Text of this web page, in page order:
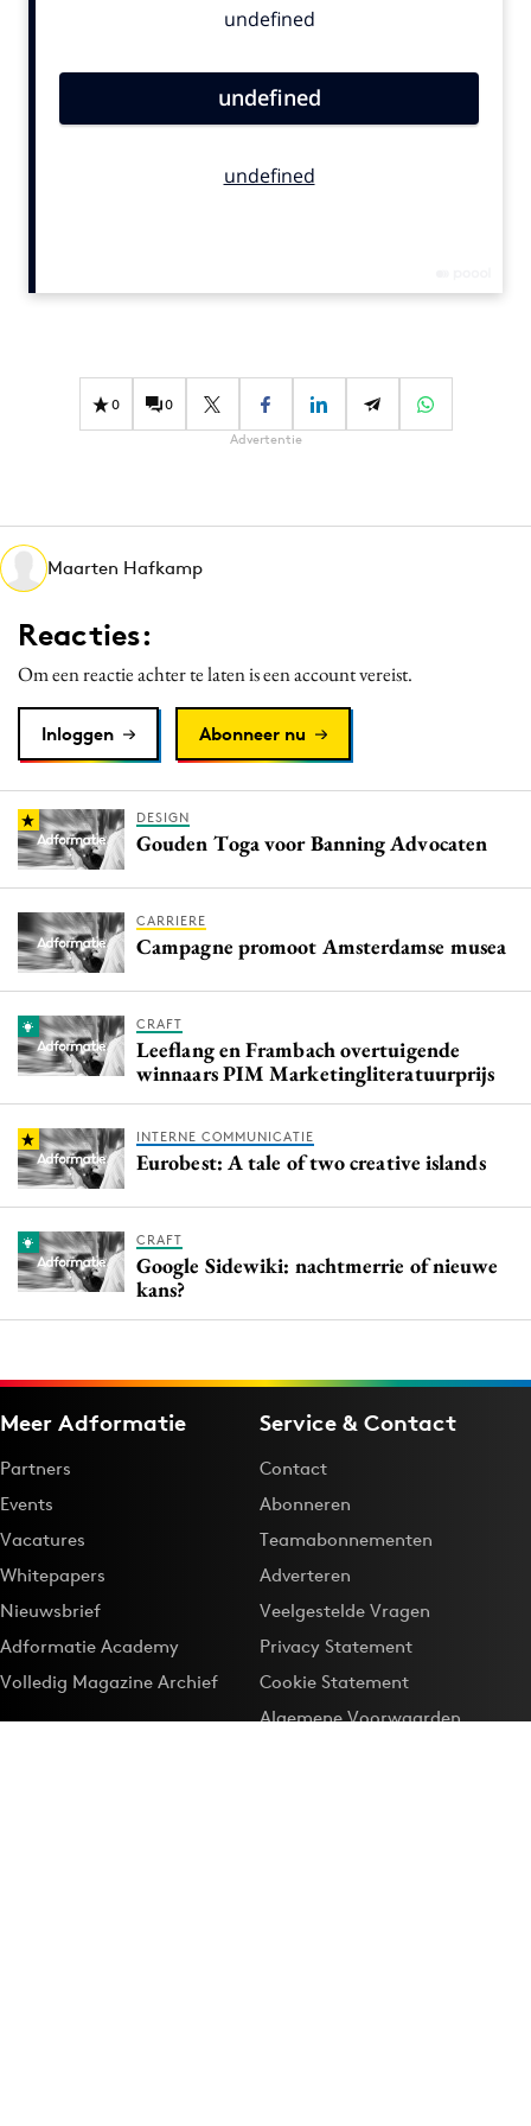
Contentmarketing
Effectiviteit
Gedragsverandering
Martech
Media
Merkstrategie
PR
Programmatic
Reputatie & crisis
0 0
Advertentie
Maarten Hafkamp
Reacties:
Om een reactie achter te laten is een account vereist.
Inloggen Abonneer nu
DESIGN
Gouden Toga voor Banning Advocaten
CARRIERE
Campagne promoot Amsterdamse musea
CRAFT
Leeflang en Frambach overtuigende
winnaars PIM Marketingliteratuurprijs
INTERNE COMMUNICATIE
Eurobest: A tale of two creative islands
CRAFT
Google Sidewiki: nachtmerrie of nieuwe
kans?
Meer Adformatie
Partners
Events
Vacatures
Whitepapers
Nieuwsbrief
Adformatie Academy
Volledig Magazine Archief
Service & Contact
Contact
Abonneren
Teamabonnementen
Adverteren
Veelgestelde Vragen
Privacy Statement
Cookie Statement
Algemene Voorwaarden